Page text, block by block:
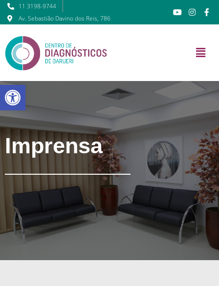
11 3198-9744
Av. Sebastião Davino dos Reis, 786
Imprensa
Barra de Ferramentas